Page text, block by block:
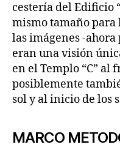
cestería del Edificio
mismo tamaño para
las imágenes -
eran una visión
en el Templo “C” al
posiblemente
sol y al inicio de los
MARCO